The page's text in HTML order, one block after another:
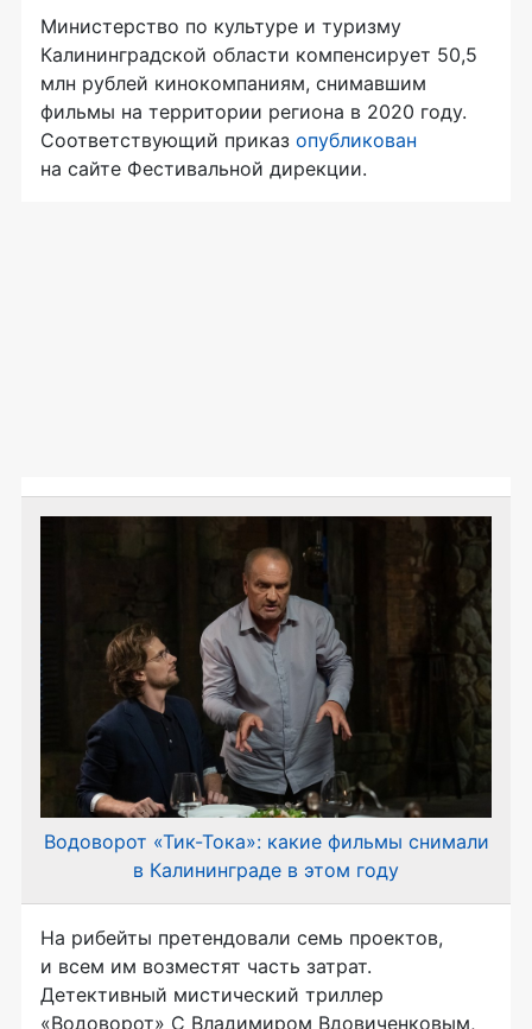
Министерство по культуре и туризму
Калининградской области компенсирует 50,5
млн рублей кинокомпаниям, снимавшим
фильмы на территории региона в 2020 году.
Соответствующий приказ опубликован
на сайте Фестивальной дирекции.
Водоворот «Тик-Тока»: какие фильмы снимали
в Калининграде в этом году
На рибейты претендовали семь проектов,
и всем им возместят часть затрат.
Детективный мистический триллер
«Водоворот» С Владимиром Вдовиченковым,